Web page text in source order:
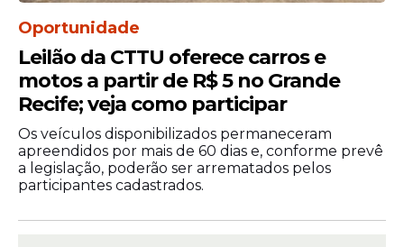
Oportunidade
Leilão da CTTU oferece carros e
motos a partir de R$ 5 no Grande
Recife; veja como participar
Os veículos disponibilizados permaneceram
apreendidos por mais de 60 dias e, conforme prevê
a legislação, poderão ser arrematados pelos
participantes cadastrados.